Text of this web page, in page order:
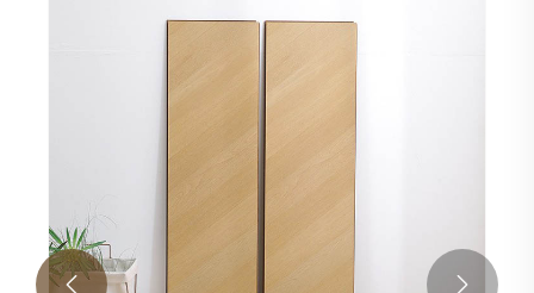
HDF-parketlaminaatvloeren
Bekijk meer >>
 